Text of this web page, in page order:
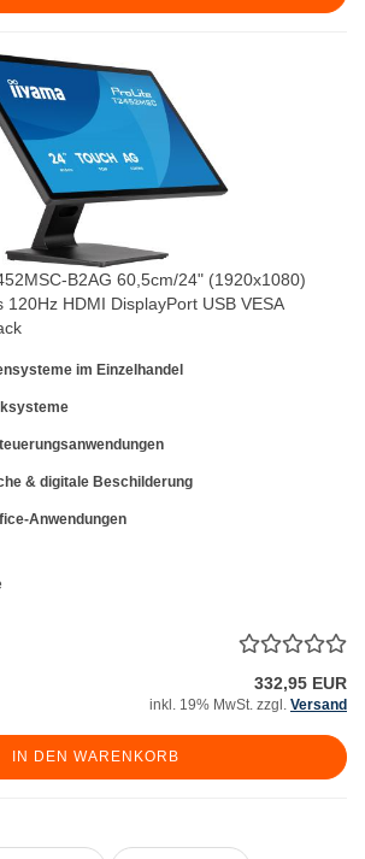
B2AG 60,5cm/24" (1920x1080)
120Hz HDMI DisplayPort USB VESA
im Einzelhandel
& digitale Beschilderung
Anwendungen
332,95 EUR
inkl. 19% MwSt. zzgl. Versand
IN DEN WARENKORB